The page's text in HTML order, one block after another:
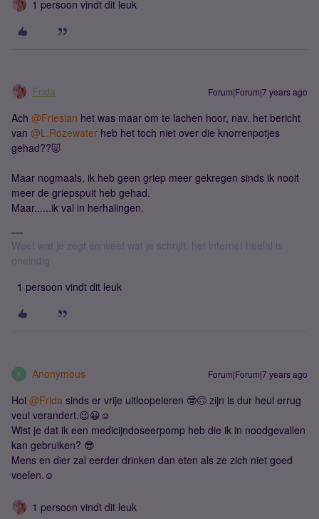
1 persoon vindt dit leuk
Frida Forum|Forum|7 years ago
Ach @Friesian het was maar om te lachen hoor, nav. het bericht
van @L.Rozewater heb het toch niet over die knorrenpotjes
gehad??🐷
Maar nogmaals, ik heb geen griep meer gekregen sinds ik nooit
meer de griepspuit heb gehad.
Maar......ik val in herhalingen.
Weet wat je zegt en weet wat je schrijft, het internet heelal is
oneindig
1 persoon vindt dit leuk
A Anonymous Forum|Forum|7 years ago
Hoi @Frida sinds er vrije uitloopeieren 🤓🙃 zijn is dur heul errug
veul verandert.😉😀☺
Wist je dat ik een medicijndoseerpomp heb die ik in noodgevallen
kan gebruiken? 😎
Mens en dier zal eerder drinken dan eten als ze zich niet goed
voelen.☺
1 persoon vindt dit leuk